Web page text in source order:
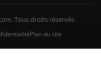
Tous droits réservés.
Plan du site